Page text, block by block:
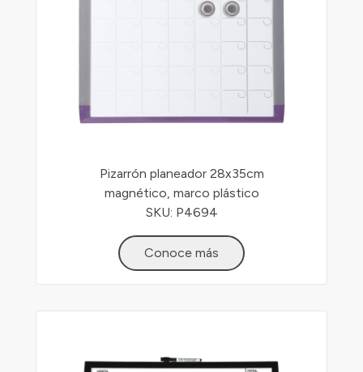
Pizarrón planeador 28x35cm
magnético, marco plástico
SKU: P4694
Conoce más